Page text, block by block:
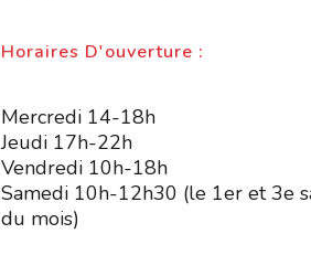
Horaires D'ouverture :
Mercredi 14-18h
Jeudi 17h-22h
Vendredi 10h-18h
Samedi 10h-12h30 (le 1er et 3e
du mois)